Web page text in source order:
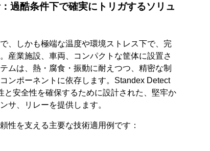
過酷条件下で確実にトリガするソリュ
、しかも極端な温度や環境ストレス下で、完
産業施設、車両、コンパクトな筐体に設置さ
ムは、熱・腐食・振動に耐えつつ、精密な制
ンポーネントに依存します。Standex Detect
と安全性を確保するために設計された、堅牢か
サ、リレーを提供します。
性を支える主要な技術適用例です：